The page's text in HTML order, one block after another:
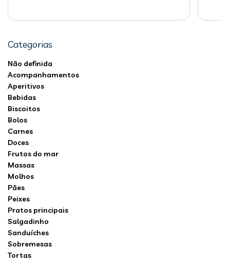
Categorias
Não definida
Acompanhamentos
Aperitivos
Bebidas
Biscoitos
Bolos
Carnes
Doces
Frutos do mar
Massas
Molhos
Pães
Peixes
Pratos principais
Salgadinho
Sanduíches
Sobremesas
Tortas